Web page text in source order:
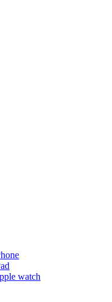
watch